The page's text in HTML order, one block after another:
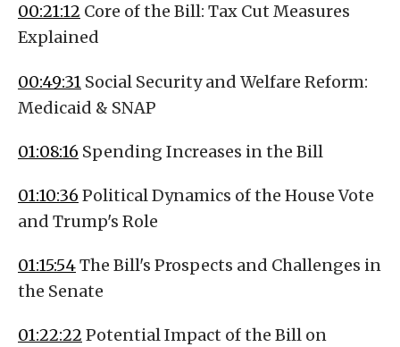
00:21:12 Core of the Bill: Tax Cut Measures
Explained
00:49:31 Social Security and Welfare Reform:
Medicaid & SNAP
01:08:16 Spending Increases in the Bill
01:10:36 Political Dynamics of the House Vote
and Trump's Role
01:15:54The Bill's Prospects and Challenges in
the Senate
01:22:22 Potential Impact of the Bill on